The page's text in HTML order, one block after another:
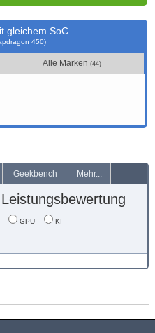
gleichem SoC
450)
Alle Marken (44)
Geekbench Mehr...
GPU KI